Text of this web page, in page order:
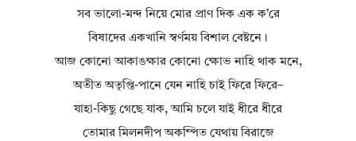
সব ভালো-মন্দ নিয়ে মোর প্রাণ দিক এক ক’রে
বিষাদের একখানি স্বর্ণময় বিশাল বেষ্টনে।
আজ কোনো আকাঙক্ষার কোনো ক্ষোভ নাহি থাক মনে,
অতীত অতৃপ্তি-পানে যেন নাহি চাই ফিরে ফিরে–
যাহা-কিছু গেছে যাক, আমি চলে যাই ধীরে ধীরে
তোমার মিলনদীপ অকম্পিত যেথায় বিরাজে